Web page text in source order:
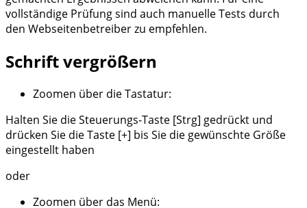
vollständige Prüfung sind auch manuelle Tests durch
den Webseitenbetreiber zu empfehlen.
Schrift vergrößern
Zoomen über die Tastatur:
Halten Sie die Steuerungs-Taste [Strg] gedrückt und
drücken Sie die Taste [+] bis Sie die gewünschte Größe
eingestellt haben
oder
Zoomen über das Menü: